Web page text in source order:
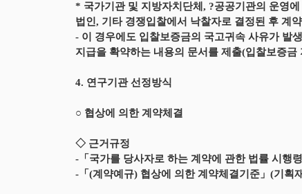
* 국가기관 및 지방자치단체, ?공공기관의 운영
법인, 기타 경쟁입찰에서 낙찰자로 결정된 후 계
- 이 경우에도 입찰보증금의 국고귀속 사유가 발
지급을 확약하는 내용의 문서를 제출(입찰보증
4. 연구기관 선정방식
○ 협상에 의한 계약체결
◇ 근거규정
-「국가를 당사자로 하는 계약에 관한 법률 시행
-「(계약예규) 협상에 의한 계약체결기준」(기획